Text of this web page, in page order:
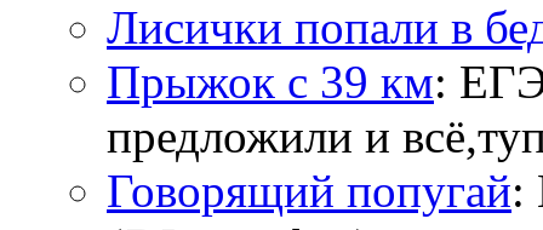
Лисички попали в
Прыжок с 39 км:
предложили и
Говорящий попугай: